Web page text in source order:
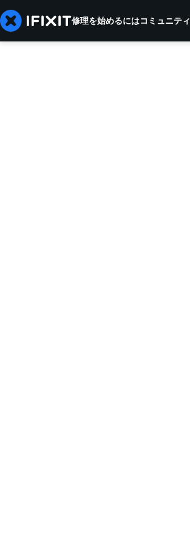
修理を始めるにはコミュニティ